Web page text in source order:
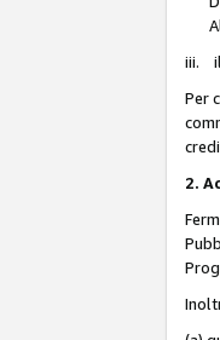
iii. il
Per
2.